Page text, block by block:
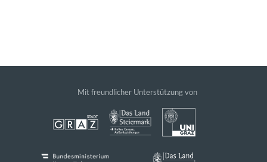
Mit freundlicher Unterstützung von